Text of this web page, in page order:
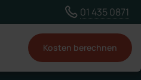
Inhalte für deinen01 435 0871
Kosten berechnen